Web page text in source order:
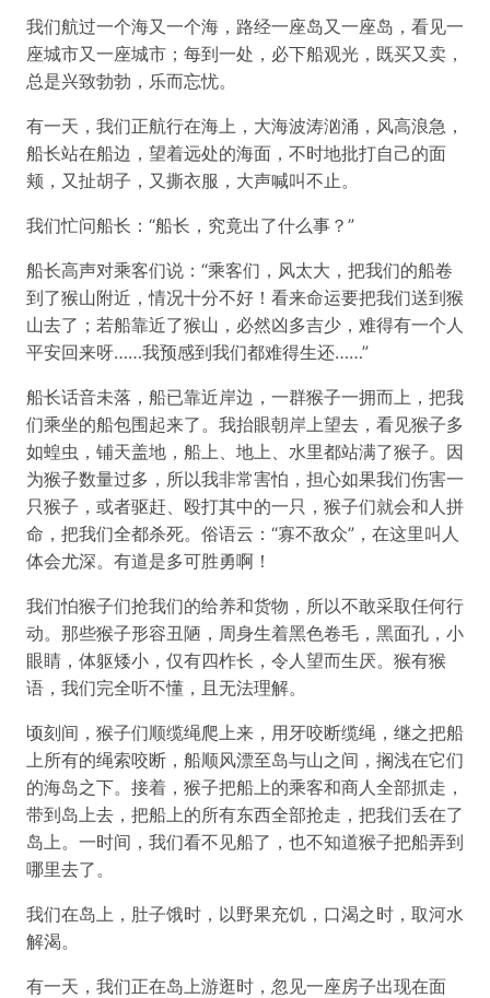
我们航过一个海又一个海，路经一座岛又一座岛，看见一
座城市又一座城市；每到一处，必下船观光，既买又卖，
总是兴致勃勃，乐而忘忧。
有一天，我们正航行在海上，大海波涛汹涌，风高浪急，
船长站在船边，望着远处的海面，不时地批打自己的面
颊，又扯胡子，又撕衣服，大声喊叫不止。
我们忙问船长：“船长，究竟出了什么事？”
船长高声对乘客们说：“乘客们，风太大，把我们的船卷
到了猴山附近，情况十分不好！看来命运要把我们送到猴
山去了；若船靠近了猴山，必然凶多吉少，难得有一个人
平安回来呀……我预感到我们都难得生还……”
船长话音未落，船已靠近岸边，一群猴子一拥而上，把我
们乘坐的船包围起来了。我抬眼朝岸上望去，看见猴子多
如蝗虫，铺天盖地，船上、地上、水里都站满了猴子。因
为猴子数量过多，所以我非常害怕，担心如果我们伤害一
只猴子，或者驱赶、殴打其中的一只，猴子们就会和人拼
命，把我们全都杀死。俗语云：“寡不敌众”，在这里叫人
体会尤深。有道是多可胜勇啊！
我们怕猴子们抢我们的给养和货物，所以不敢采取任何行
动。那些猴子形容丑陋，周身生着黑色卷毛，黑面孔，小
眼睛，体躯矮小，仅有四柞长，令人望而生厌。猴有猴
语，我们完全听不懂，且无法理解。
顷刻间，猴子们顺缆绳爬上来，用牙咬断缆绳，继之把船
上所有的绳索咬断，船顺风漂至岛与山之间，搁浅在它们
的海岛之下。接着，猴子把船上的乘客和商人全部抓走，
带到岛上去，把船上的所有东西全部抢走，把我们丢在了
岛上。一时间，我们看不见船了，也不知道猴子把船弄到
哪里去了。
我们在岛上，肚子饿时，以野果充饥，口渴之时，取河水
解渴。
有一天，我们正在岛上游逛时，忽见一座房子出现在面